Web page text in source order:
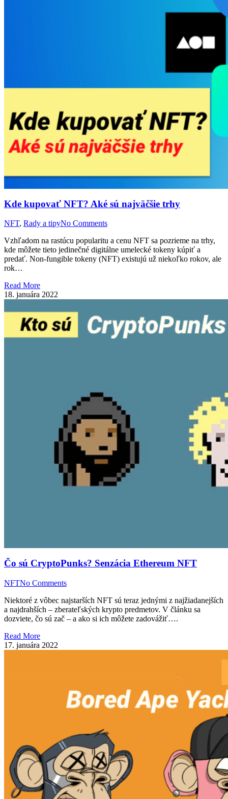
Kde kupovať NFT? Aké sú najväčšie trhy
NFT, Rady a tipyNo Comments
Vzhľadom na rastúcu popularitu a cenu NFT sa pozrieme na trhy,
kde môžete tieto jedinečné digitálne umelecké tokeny kúpiť a
predať. Non-fungible tokeny (NFT) existujú už niekoľko rokov, ale
rok…
Read More
18. januára 2022
Čo sú CryptoPunks? Senzácia Ethereum NFT
NFTNo Comments
Niektoré z vôbec najstarších NFT sú teraz jednými z najžiadanejších
a najdrahších – zberateľských krypto predmetov. V článku sa
dozviete, čo sú zač – a ako si ich môžete zadovážiť….
Read More
17. januára 2022